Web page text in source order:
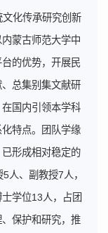
化传承研究创新
蒙古师范大学中
的优势，开展民
总集别集文献研
国内引领本学科
特点。团队学缘
形成相对稳定的
人、副教授7人，
学位13人，占团
保护和研究，推